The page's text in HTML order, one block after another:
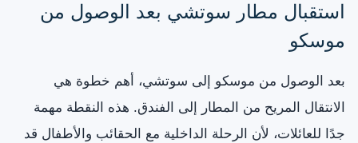
استقبال مطار سوتشي بعد الوصول من
موسكو
بعد الوصول من موسكو إلى سوتشي، أهم خطوة هي
الانتقال المريح من المطار إلى الفندق. هذه النقطة مهمة
جدًا للعائلات، لأن الرحلة الداخلية مع الحقائب والأطفال قد